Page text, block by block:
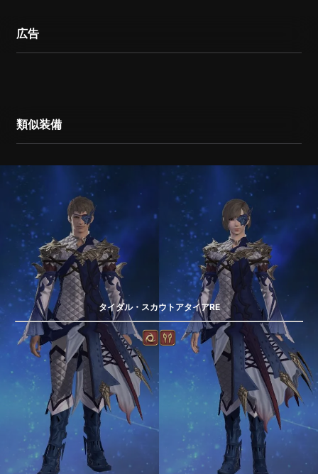
広告
類似装備
タイダル・スカウトアタイアRE